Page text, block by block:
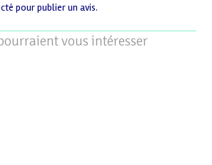
pour publier un avis.
vous intéresser